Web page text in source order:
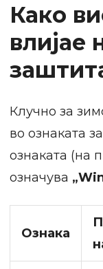
Како
влијае
Клучно за
во ознаката
ознаката (на
означува
Ознака